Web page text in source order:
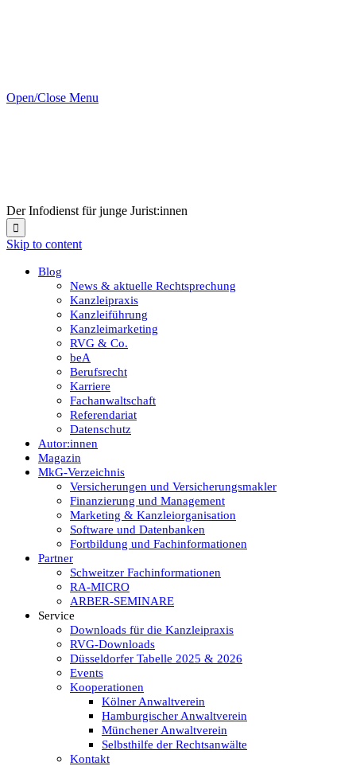
Open/Close Menu
Der Infodienst für junge Jurist:innen

Skip to content
Blog
News & aktuelle Rechtsprechung
Kanzleipraxis
Kanzleiführung
Kanzleimarketing
RVG & Co.
beA
Berufsrecht
Karriere
Fachanwaltschaft
Referendariat
Datenschutz
Autor:innen
Magazin
MkG-Verzeichnis
Versicherungen und Versicherungsmakler
Finanzierung und Management
Marketing & Kanzleiorganisation
Software und Datenbanken
Fortbildung und Fachinformationen
Partner
Schweitzer Fachinformationen
RA-MICRO
ARBER-SEMINARE
Service
Downloads für die Kanzleipraxis
RVG-Downloads
Düsseldorfer Tabelle 2025 & 2026
Events
Kooperationen
Kölner Anwaltverein
Hamburgischer Anwaltverein
Münchener Anwaltverein
Selbsthilfe der Rechtsanwälte
Kontakt